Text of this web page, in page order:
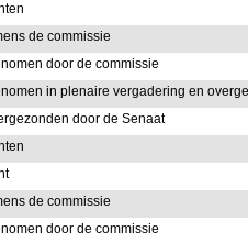
de commissie
door de commissie
in plenaire vergadering en
door de Senaat
de commissie
door de commissie